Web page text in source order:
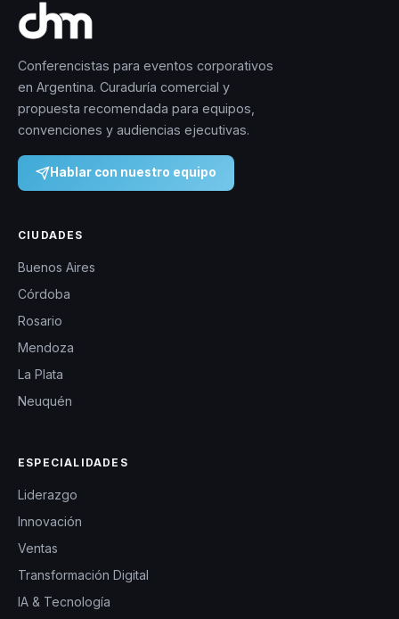
Conferencistas para eventos corporativos
en Argentina. Curaduría comercial y
propuesta recomendada para equipos,
convenciones y audiencias ejecutivas.
Hablar con nuestro equipo
CIUDADES
Buenos Aires
Córdoba
Rosario
Mendoza
La Plata
Neuquén
ESPECIALIDADES
Liderazgo
Innovación
Ventas
Transformación Digital
IA & Tecnología